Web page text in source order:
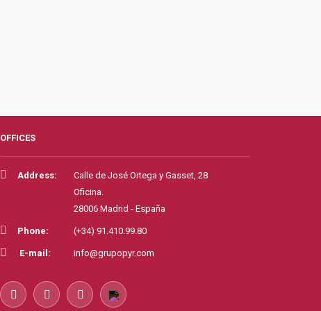
OFFICES
Address:
Calle de José Ortega y Gasset, 28
Oficina.
28006 Madrid - España
Phone: (+34) 91.410.99.80
E-mail: info@grupopyr.com